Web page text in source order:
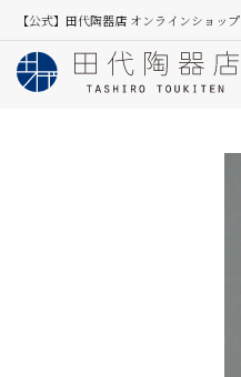
【公式】田代陶器店 オンラインショップ